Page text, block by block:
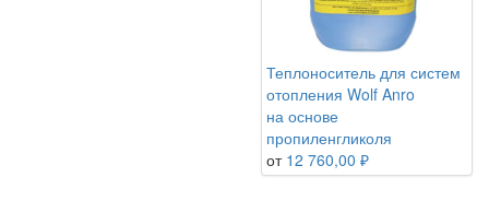
Теплоноситель для систем
отопления Wolf Anro
на основе
пропиленгликоля
от 12 760,00 ₽